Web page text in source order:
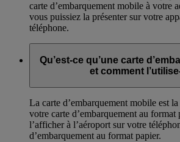
carte d’embarquement mobile à votre
vous puissiez la présenter sur votre
téléphone.
Qu’est-ce qu’une carte
et comment
La carte d’embarquement mobile est
votre carte d’embarquement au format
l’afficher à l’aéroport sur votre
d’embarquement au format papier.